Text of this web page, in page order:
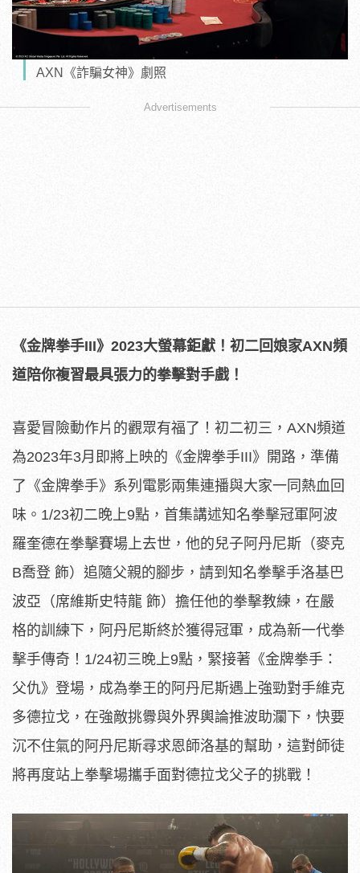
AXN《詐騙女神》劇照
Advertisements
《金牌拳手III》 2023大螢幕鉅獻！初二回娘家AXN頻
道陪你複習最具張力的拳擊對手戲！
喜愛冒險動作片的觀眾有福了！初二初三，AXN頻道
為2023年3月即將上映的《金牌拳手III》開路，準備
了《金牌拳手》系列電影兩集連播與大家一同熱血回
味。1/23初二晚上9點，首集講述知名拳擊冠軍阿波
羅奎德在拳擊賽場上去世，他的兒子阿丹尼斯（麥克
B喬登 飾）追隨父親的腳步，請到知名拳擊手洛基巴
波亞（席維斯史特龍 飾）擔任他的拳擊教練，在嚴
格的訓練下，阿丹尼斯終於獲得冠軍，成為新一代拳
擊手傳奇！1/24初三晚上9點，緊接著《金牌拳手：
父仇》登場，成為拳王的阿丹尼斯遇上強勁對手維克
多德拉戈，在強敵挑釁與外界輿論推波助瀾下，快要
沉不住氣的阿丹尼斯尋求恩師洛基的幫助，這對師徒
將再度站上拳擊場攜手面對德拉戈父子的挑戰！